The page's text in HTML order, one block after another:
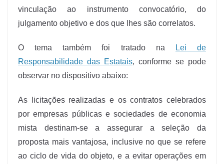
vinculação ao instrumento convocatório, do
julgamento objetivo e dos que lhes são correlatos.
O tema também foi tratado na
Lei de
Responsabilidade das Estatais, conforme se pode
observar no dispositivo abaixo:
As licitações realizadas e os contratos celebrados
por empresas públicas e sociedades de economia
mista destinam-se a assegurar a seleção da
proposta mais vantajosa, inclusive no que se refere
ao ciclo de vida do objeto, e a evitar operações em